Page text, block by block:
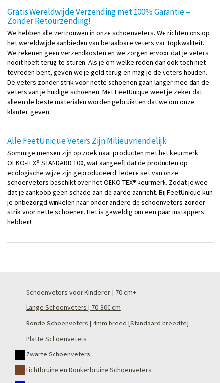
Gratis Wereldwijde Verzending met 100% Garantie –
Zonder Retourzending!
We hebben alle vertrouwen in onze schoenveters. We richten ons op
het wereldwijde aanbieden van betaalbare veters van topkwaliteit.
We rekenen geen verzendkosten en we zorgen ervoor dat je veters
nooit hoeft terug te sturen. Als je om welke reden dan ook toch niet
tevreden bent, geven we je geld terug en mag je de veters houden.
De veters zonder strik voor nette schoenen gaan langer mee dan de
veters van je huidige schoenen. Met FeetUnique weet je zeker dat
alleen de beste materialen worden gebruikt en dat we om onze
klanten geven.
Alle FeetUnique Veters Zijn Milieuvriendelijk
Sommige mensen zijn op zoek naar producten met het keurmerk
OEKO-TEX® STANDARD 100, wat aangeeft dat de producten op
ecologische wijze zijn geproduceerd. Iedere set van onze
schoenveters beschikt over het OEKO-TEX® keurmerk. Zodat je wee
dat je aankoop geen schade aan de aarde aanricht. Bij FeetUnique kun
je onbezorgd winkelen naar onder andere de schoenveters zonder
strik voor nette schoenen. Het is geweldig om een paar instappers
hebben!
Schoenveters voor Kinderen | 70 cm+
Lange Schoenveters | 70-300 cm
Ronde Schoenveters | 4mm breed [Standaard breedte]
Platte Schoenveters
Zwarte Schoenveters
Lichtbruine en Donkerbruine Schoenveters